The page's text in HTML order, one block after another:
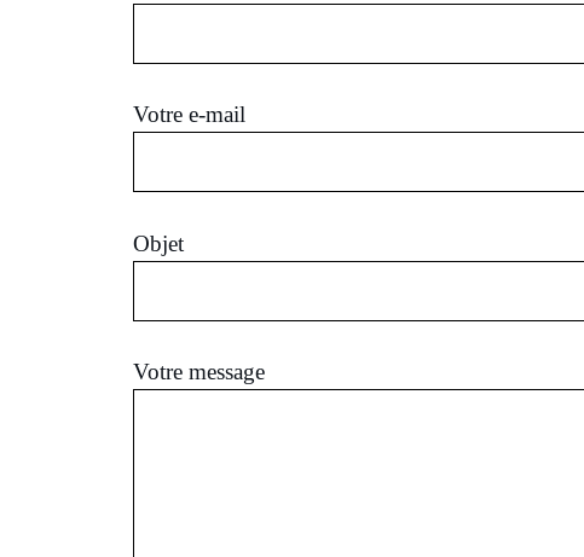
Votre e-mail
Objet
Votre message